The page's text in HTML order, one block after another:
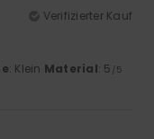
Verifizierter Kauf
: Klein Material: 5 /5